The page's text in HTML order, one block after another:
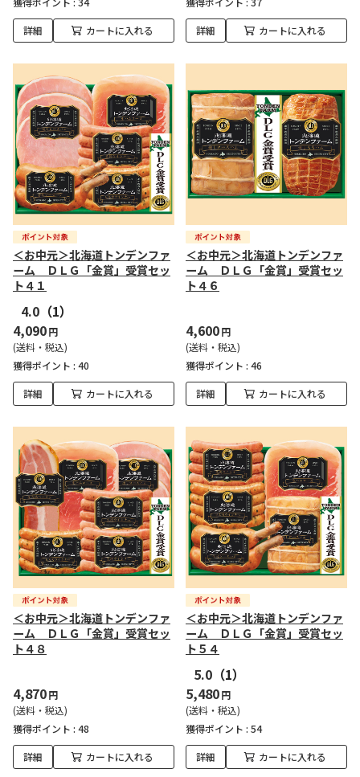
詳細 カートに入れる 詳細 カートに入れる
＜お中元＞北海道トンデンファ
ーム ＤＬＧ「金賞」受賞セッ
ト４１
4.0 （1）
4,090円
(送料・税込)
獲得ポイント : 40
詳細 カートに入れる
＜お中元＞北海道トンデンファ
ーム ＤＬＧ「金賞」受賞セッ
ト４６
4,600円
(送料・税込)
獲得ポイント : 46
詳細 カートに入れる
＜お中元＞北海道トンデンファ
ーム ＤＬＧ「金賞」受賞セッ
ト４８
4,870円
(送料・税込)
獲得ポイント : 48
詳細 カートに入れる
＜お中元＞北海道トンデンファ
ーム ＤＬＧ「金賞」受賞セッ
ト５４
5.0 （1）
5,480円
(送料・税込)
獲得ポイント : 54
詳細 カートに入れる